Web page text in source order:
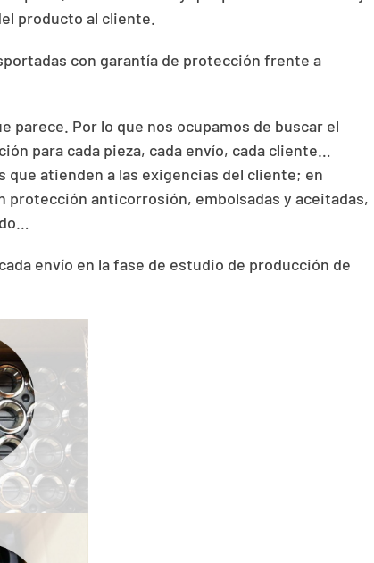
producto al cliente.
con garantía de protección frente a
parece. Por lo que nos ocupamos de buscar el
para cada pieza, cada envío, cada cliente…
atienden a las exigencias del cliente; en
anticorrosión, embolsadas y aceitadas,
envío en la fase de estudio de producción de